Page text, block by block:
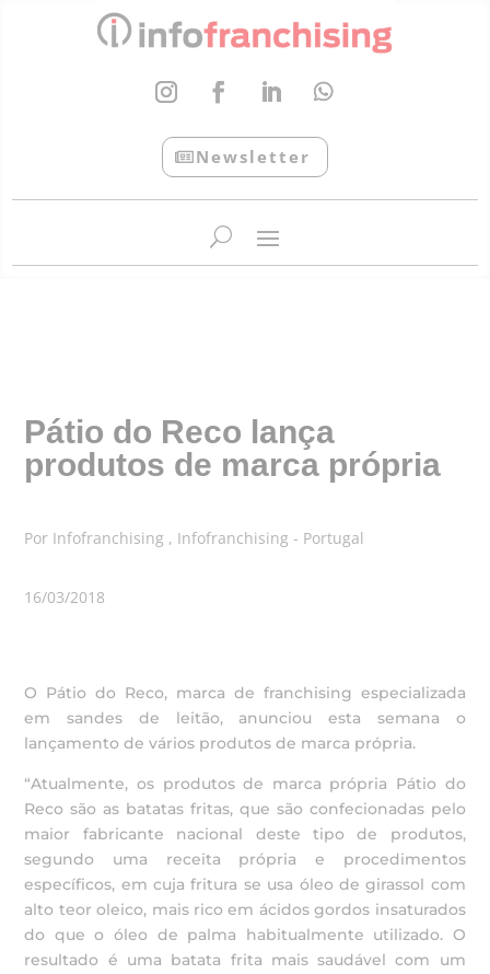
Newsletter
Pátio do Reco lança
produtos de marca própria
Por Infofranchising , Infofranchising - Portugal
16/03/2018
O Pátio do Reco, marca de franchising especializada
em sandes de leitão, anunciou esta semana o
lançamento de vários produtos de marca própria.
“Atualmente, os produtos de marca própria Pátio do
Reco são as batatas fritas, que são confecionadas pelo
maior fabricante nacional deste tipo de produtos,
segundo uma receita própria e procedimentos
específicos, em cuja fritura se usa óleo de girassol com
alto teor oleico, mais rico em ácidos gordos insaturados
do que o óleo de palma habitualmente utilizado. O
resultado é uma batata frita mais saudável com um